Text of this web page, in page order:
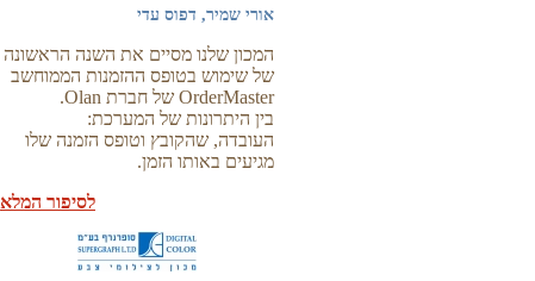
אורי שמיר, דפוס עדי
המכון שלנו מסיים את השנה הראשונה
של שימוש בטופס ההזמנות הממוחשב
OrderMaster של חברת Olan.
בין היתרונות של המערכת:
העובדה, שהקובץ וטופס הזמנה שלו
מגיעים באותו הזמן.
לסיפור המלא